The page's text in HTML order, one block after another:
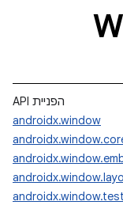
הפניית API
androidx.window